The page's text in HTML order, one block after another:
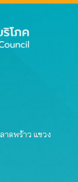
าดพร้าว แขวง